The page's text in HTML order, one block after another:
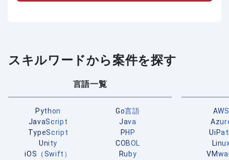
スキルワードから案件を探す
言語一覧
Python
Go言語
JavaScript
Java
TypeScript
PHP
Unity
COBOL
iOS（Swift）
Ruby
AWS